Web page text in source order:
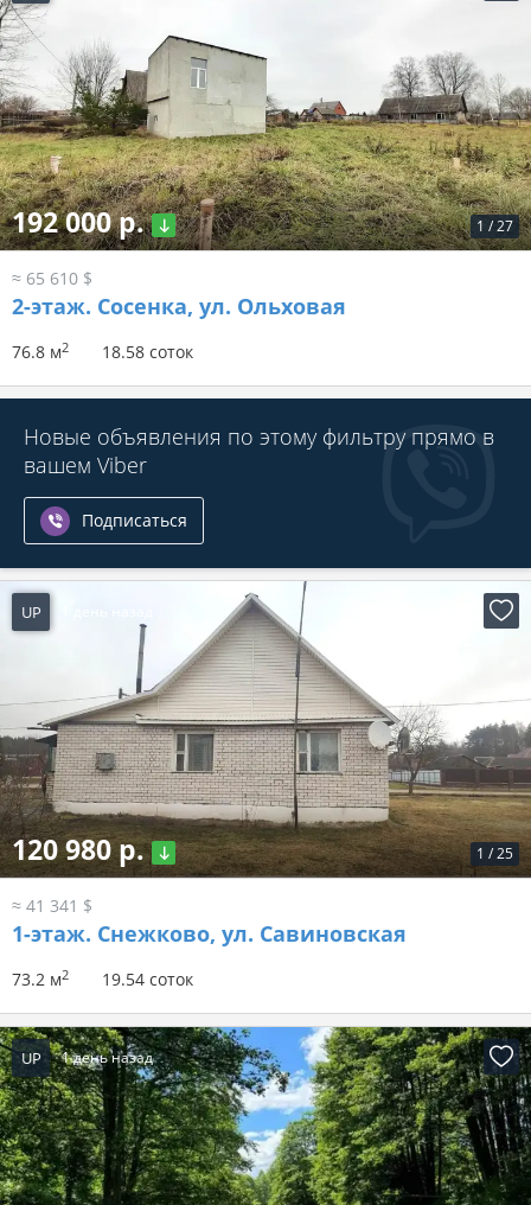
1 /27
192 000 р.
≈ 65 610 $
2-этаж. Сосенка, ул. Ольховая
76.8 м2 18.58 соток
Новые объявления по этому фильтру прямо в
вашем Viber
Подписаться
UP
1 /25
120 980 р.
≈ 41 341 $
1-этаж. Снежково, ул. Савиновская
73.2 м2 19.54 соток
UP 1 день назад